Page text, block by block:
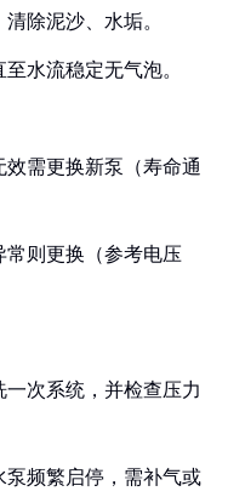
除泥沙、水垢。
水流稳定无气泡。
需更换新泵（寿命通
则更换（参考电压
次系统，并检查压力
频繁启停，需补气或